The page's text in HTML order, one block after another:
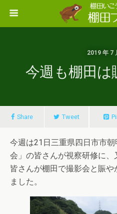
2019 年 7
今週も棚田は
Share Tweet
今週は21日三重県四日市市
会」の皆さんが視察研修に
皆さんが棚田で撮影会と賑や
ました。